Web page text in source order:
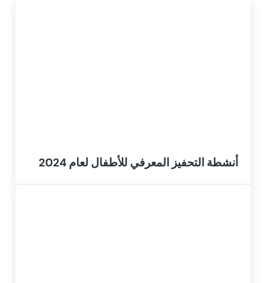
أنشطة التحفيز المعرفي للأطفال لعام 2024